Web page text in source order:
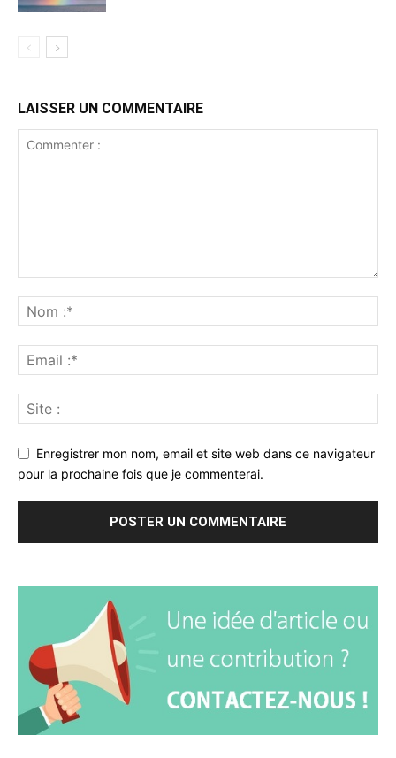
LAISSER UN COMMENTAIRE
Enregistrer mon nom, email et site web dans ce navigateur
pour la prochaine fois que je commenterai.